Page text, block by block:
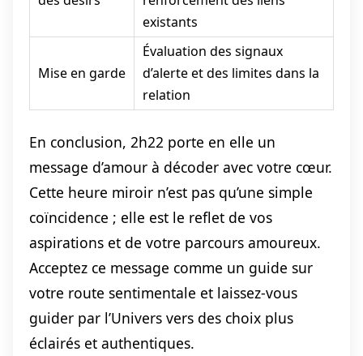
existants
Mise en garde
Évaluation des signaux
d’alerte et des limites dans la
relation
En conclusion, 2h22 porte en elle un
message d’amour à décoder avec votre cœur.
Cette heure miroir n’est pas qu’une simple
coïncidence ; elle est le reflet de vos
aspirations et de votre parcours amoureux.
Acceptez ce message comme un guide sur
votre route sentimentale et laissez-vous
guider par l’Univers vers des choix plus
éclairés et authentiques.